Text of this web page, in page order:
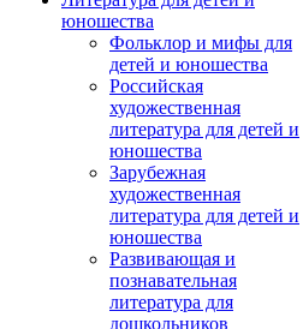
юношества
Фольклор и мифы для
детей и юношества
Российская
художественная
литература для детей и
юношества
Зарубежная
художественная
литература для детей и
юношества
Развивающая и
познавательная
литература для
дошкольников